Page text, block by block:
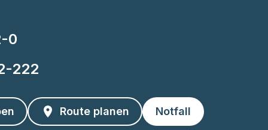
0
222
Route planen Notfall